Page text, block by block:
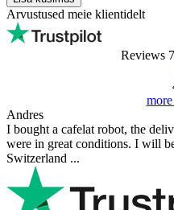
Arvustused meie klientidelt
Reviews
Andres
I bought a cafelat robot, the
were in great conditions. I will
Switzerland ...